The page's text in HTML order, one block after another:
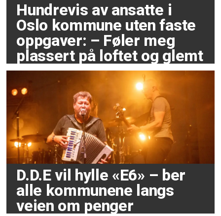
Hundrevis av ansatte i
Oslo kommune uten faste
oppgaver: – Føler meg
plassert på loftet og glemt
D.D.E vil hylle «E6» – ber
alle kommunene langs
veien om penger